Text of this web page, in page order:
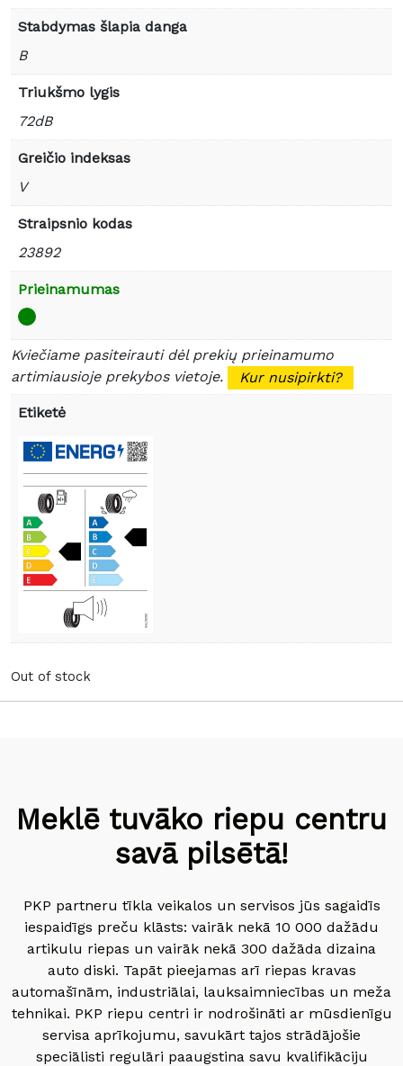
Stabdymas šlapia danga
B
Triukšmo lygis
72dB
Greičio indeksas
V
Straipsnio kodas
23892
Prieinamumas
Kviečiame pasiteirauti dėl prekių prieinamumo
artimiausioje prekybos vietoje.
Kur nusipirkti?
Etiketė
Out of stock
Meklē tuvāko riepu centru
savā pilsētā!
PKP partneru tīkla veikalos un servisos jūs sagaidīs
iespaidīgs preču klāsts: vairāk nekā 10 000 dažādu
artikulu riepas un vairāk nekā 300 dažāda dizaina
auto diski. Tapāt pieejamas arī riepas kravas
automašīnām, industriālai, lauksaimniecības un meža
tehnikai. PKP riepu centri ir nodrošināti ar mūsdienīgu
servisa aprīkojumu, savukārt tajos strādājošie
speciālisti regulāri paaugstina savu kvalifikāciju